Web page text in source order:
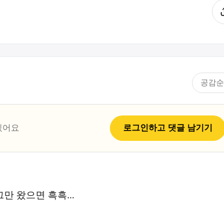
공감순
요 로그인하고 댓글 남기기
만 왔으면 흑흑...